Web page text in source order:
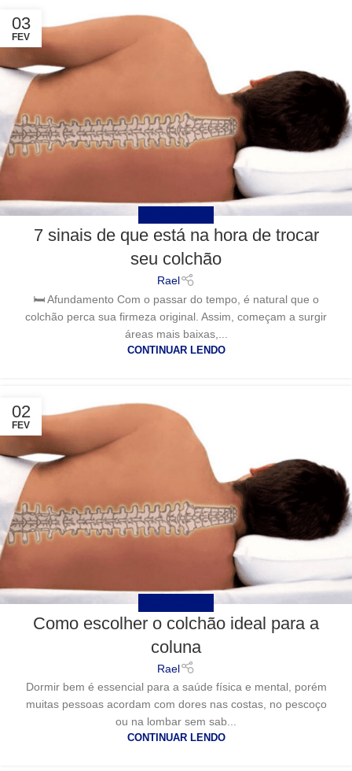
03
FEV
7 sinais de que está na hora de trocar
seu colchão
Rael
🛏️ Afundamento Com o passar do tempo, é natural que o
colchão perca sua firmeza original. Assim, começam a surgir
áreas mais baixas,...
CONTINUAR LENDO
02
FEV
Como escolher o colchão ideal para a
coluna
Rael
Dormir bem é essencial para a saúde física e mental, porém
muitas pessoas acordam com dores nas costas, no pescoço
ou na lombar sem sab...
CONTINUAR LENDO